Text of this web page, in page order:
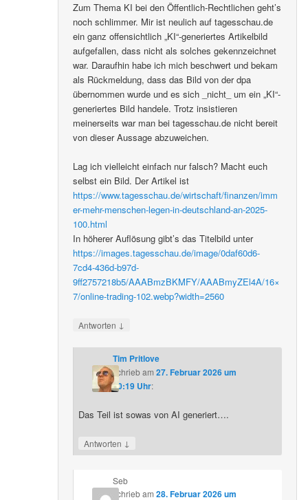
Zum Thema KI bei den Öffentlich-Rechtlichen geht’s
noch schlimmer. Mir ist neulich auf tagesschau.de
ein ganz offensichtlich „KI“-generiertes Artikelbild
aufgefallen, dass nicht als solches gekennzeichnet
war. Daraufhin habe ich mich beschwert und bekam
als Rückmeldung, dass das Bild von der dpa
übernommen wurde und es sich _nicht_ um ein „KI“-
generiertes Bild handele. Trotz insistieren
meinerseits war man bei tagesschau.de nicht bereit
von dieser Aussage abzuweichen.
Lag ich vielleicht einfach nur falsch? Macht euch
selbst ein Bild. Der Artikel ist
https://www.tagesschau.de/wirtschaft/finanzen/imm
er-mehr-menschen-legen-in-deutschland-an-2025-
100.html
In höherer Auflösung gibt’s das Titelbild unter
https://images.tagesschau.de/image/0daf60d6-
7cd4-436d-b97d-
9ff2757218b5/AAABmzBKMFY/AAABmyZEl4A/16×
7/online-trading-102.webp?width=2560
Antworten ↓
Tim Pritlove
schriebam 27. Februar 2026 um
20:19 Uhr:
Das Teil ist sowas von AI generiert….
Antworten ↓
Seb
schriebam 28. Februar 2026 um